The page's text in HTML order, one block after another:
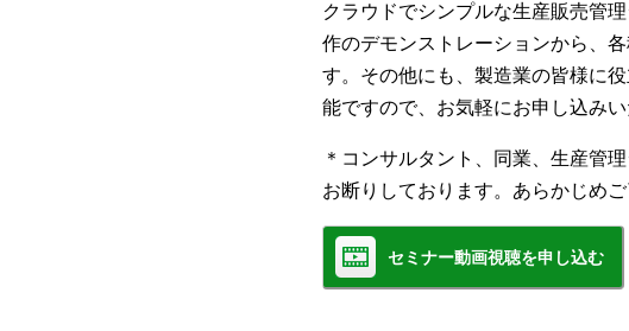
クラウドでシンプルな生産販売管
作のデモンストレーションから、
す。その他にも、製造業の皆様に
能ですので、お気軽にお申し込み
＊コンサルタント、同業、生産管
お断りしております。あらかじめご
セミナー動画視聴を申し込む